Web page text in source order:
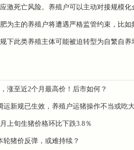
激死亡风险。养殖户可以主动对接规模
为主的养殖户将遭遇严格监管约束，比
下此类养殖主体可能被迫转型为 自繁自养
涨至近2个月最高价！后市如何？
运新规已生效，养殖户运猪操作不当或吃
上旬生猪价格环比下跌3.8％
轮猪价反弹，或难持续？